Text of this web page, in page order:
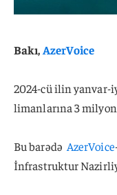
Bakı,AzerVoice
2024-cü ilin yanvar-
limanlarına 3 milyon
Bu barədə AzerVoice
İnfrastruktur